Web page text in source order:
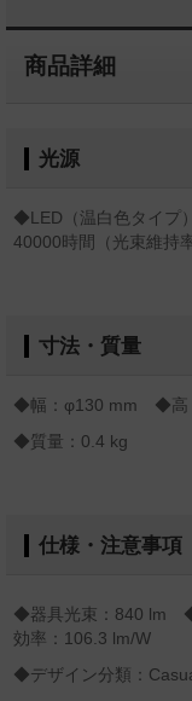
商品詳細
光源
◆LED（温白色タイ
40000時間（光束維持
寸法・質量
◆幅：φ130 mm ◆高
◆質量：0.4 kg
仕様・注意事項
◆器具光束：840 lm
効率：106.3 lm/W
◆デザイン分類：